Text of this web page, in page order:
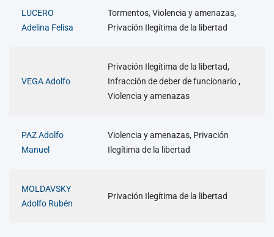
LUCERO
Adelina Felisa
Tormentos, Violencia y amenazas,
Privación Ilegítima de la libertad
VEGA Adolfo
Privación Ilegítima de la libertad,
Infracción de deber de funcionario ,
Violencia y amenazas
PAZ Adolfo
Manuel
Violencia y amenazas, Privación
Ilegítima de la libertad
MOLDAVSKY
Adolfo Rubén
Privación Ilegítima de la libertad